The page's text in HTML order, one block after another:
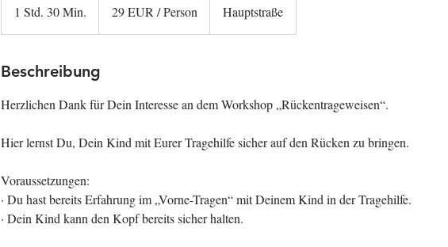
1 Std. 30 Min.
S
d
0
i
.
29 EUR / Person Hauptstraße
Beschreibung
Herzlichen Dank für Dein Interesse an dem Workshop „Rückentrageweisen“.
Hier lernst Du, Dein Kind mit Eurer Tragehilfe sicher auf den Rücken zu bringen.
Voraussetzungen:
· Du hast bereits Erfahrung im „Vorne-Tragen“ mit Deinem Kind in der Tragehilfe.
· Dein Kind kann den Kopf bereits sicher halten.